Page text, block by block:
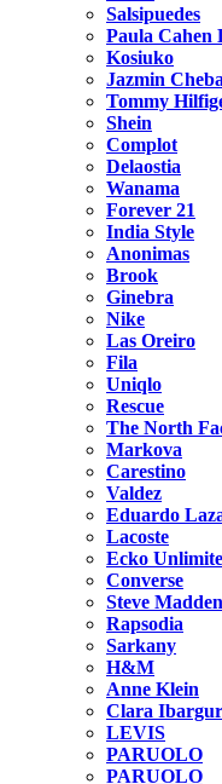
Salsipuedes
Paula Cahen
Kosiuko
Jazmin
Tommy
Shein
Complot
Delaostia
Wanama
Forever 21
India Style
Anonimas
Brook
Ginebra
Nike
Las Oreiro
Fila
Uniqlo
Rescue
The North
Markova
Carestino
Valdez
Eduardo
Lacoste
Ecko
Converse
Steve Madden
Rapsodia
Sarkany
H&M
Anne Klein
Clara
LEVIS
PARUOLO
PARUOLO